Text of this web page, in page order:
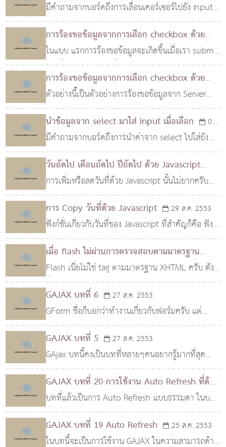
Enter
02 พ.ย. 2553
มีคำถามจากบอร์ดถึงการเลื่อนเคอร์เซอร์ไปยัง input
ตัวถัดไปเมื่อกด Enter (Cross Browser) ซึ่งโดยปกติ
แล้ว เรามักใช้การกด TAb เพื่อเลื่อนไปยังตัวถัดไป ..
การร้องขอข้อมูลจากการเลือก checkbox ด้วย
AJAX (แบบที่ 2)
10 ก.ย. 2553
ในแบบ แรกการร้องขอข้อมูลจะเกิดขึ้นเมื่อเรา submit
เท่านั้น ซึ่งในตัวอย่างนั้นเกิดจากการใช้ GForm แต่ใน
ตัวอย่างนี้ ผมได้เปลี่ยนมาใช้ GAjax แทน ซืีงก..
การร้องขอข้อมูลจากการเลือก checkbox ด้วย
AJAX (แบบที่ 1)
10 ก.ย. 2553
ตัวอย่างนี้้เป็นตัวอย่างการร้องขอข้อมูลจาก Server
หลังจาก submit โดยใช้ GFrom ซึ่งข้อมูลที่ต้องการ
สามารถเลือกได้โดยใช้ checkbox ทำการเลือก และ
เมื่..
นำข้อมูลจาก select มาใส่ input เมื่อเลือก
07
ก.ย. 2553
มีคำถามจากบอร์ดถึงการนำค่าจาก select ไปใส่ยัง
input เมื่อทำการเลือก select ซึ่งหลักการก็ไม่มีอะไร
มากครับ เมื่อมีการเลือก select จะเกิด event
onchan..
วันถัดไป เดือนถัดไป ปีถัดไป ด้วย Javascript
29 ส.ค. 2553
การเพิ่มหรือลดวันที่ด้วย Javascript นั้นไม่ยากครับ
เพราะมันมีฟังก์ชั่นให้เราสามารถกำหนดได้เลย จะ
เลื่อนกันกี่วัน กี่เดือนกี่ปีก้ได้ครับ (หรือลดก็ได้..
การ Copy วันที่ด้วย Javascript 29 ส.ค. 2553
ฟังก์ชั่นเกี่ยวกับวันที่ของ Javascript ที่สำคัญก็คือ ฟัง
ก์ชั่น Date ซึ่งให้ผลลัพท์กลับมาในรูปของ Object
Date เช่น จากโค้ดด้านบน ค่าของ d จะถูกเปลี..
เมื่อ flash ไม่ผ่านการตรวจสอบตามมาตรฐาน
XHTML
27 ส.ค. 2553
Flash เนี่ยไม่ใช่ tag ตามมาตรฐาน XHTML ครับ ดัง
นั้นเมื่อเรานำเว็บที่มีแฟลชเป็นส่วนประกอบไปตรวจ
สอบตามมาตรฐาน XHTML มันก็จะไม่ผ่านครับ จริงๆ
แล้วมันมี..
GAJAX บทที่ 6 27 ส.ค. 2553
GForm ชื่อก็บอกว่าทำงานเกี่ยวกับฟอร์มครับ แต่
เป็นการจัดการฟอร์มหรือ Submit ฟอร์มด้วย AJAX
แทนครับ สามารถใช้ในการอัปโหลดได้ หรือ สามารถ
Submit ฟอร์ม..
GAJAX บทที่ 5 27 ส.ค. 2553
GAjax บทนี้คงเป็นบทที่หลายๆคนอยากรู้มากที่สุด
เนื่องจากจะเป็นเรื่องเกี่ยวกับ Ajax โดยตรงซึ่งเป็นหัวใจ
ของ GAajax Class นี้จะเป็น Class ที่ทำงานเกี่ยวก
GAJAX บทที่ 20 การใช้งาน Auto Refresh ที่ต้อง
มีการส่งค่าไปด้วย
25 ส.ค. 2553
บทที่แล้วเป็นการ Auto Refresh แบบธรรมดา ในบท
นี้เราจะมาดูการอ่านค่าเพื่อส่งไปกับ Auto Refresh
ด้วยซึ่งสามารถอ่านค่าได้จากการกำหนดฟังก์ชั่นเพื่อ
GAJAX บทที่ 19 Auto Refresh 25 ส.ค. 2553
ในบทนี้จะเป็นการใช้งาน GAJAX ในความสามารถด้าน